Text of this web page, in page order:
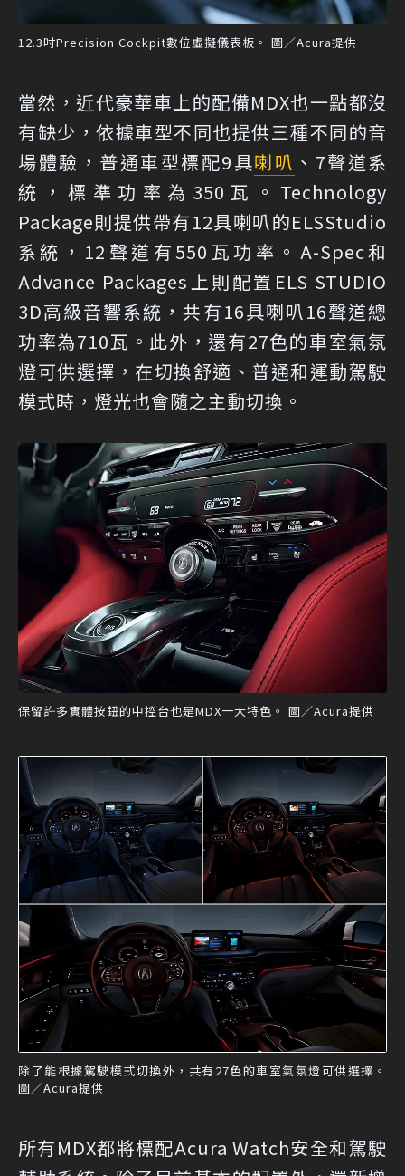
12.3吋Precision Cockpit數位虛擬儀表板。 圖／Acura提供
當然，近代豪華車上的配備MDX也一點都沒
有缺少，依據車型不同也提供三種不同的音
場體驗，普通車型標配9具喇叭 、7聲道系
統，標準功率為350瓦。Technology
Package則提供帶有12具喇叭的ELSStudio
系統，12聲道有550瓦功率。A-Spec和
Advance Packages上則配置ELS STUDIO
3D高級音響系統，共有16具喇叭16聲道總
功率為710瓦。此外，還有27色的車室氣氛
燈可供選擇，在切換舒適、普通和運動駕駛
模式時，燈光也會隨之主動切換。
保留許多實體按鈕的中控台也是MDX一大特色。 圖／Acura提供
除了能根據駕駛模式切換外，共有27色的車室氣氛燈可供選擇。
圖／Acura提供
所有MDX都將標配Acura Watch安全和駕駛